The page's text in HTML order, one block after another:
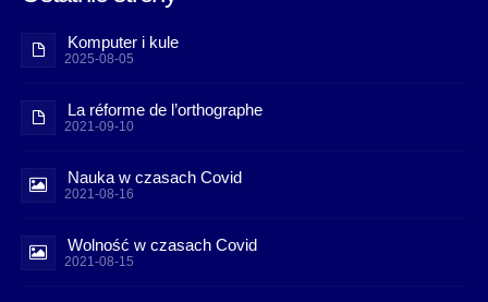
Komputer i kule
2025-08-05
La réforme de l’orthographe
2021-09-10
Nauka w czasach Covid
2021-08-16
Wolność w czasach Covid
2021-08-15